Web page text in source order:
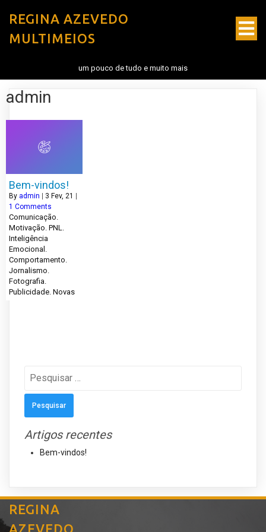
REGINA AZEVEDO
MULTIMEIOS
um pouco de tudo e muito mais
admin
Bem-vindos!
By admin | 3 Fev, 21 |
1 Comments
Comunicação.
Motivação. PNL.
Inteligência
Emocional.
Comportamento.
Jornalismo.
Fotografia.
Publicidade. Novas
por:
Artigos recentes
Bem-vindos!
REGINA
AZEVEDO